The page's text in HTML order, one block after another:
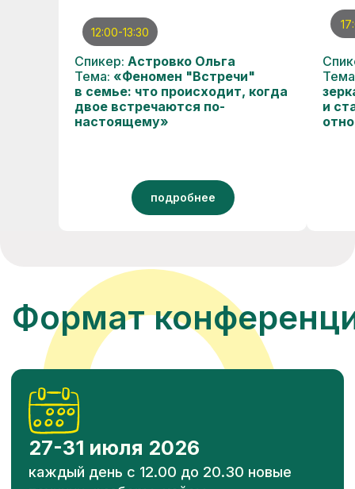
Спикер: Астровко Ольга
Тема: «Феномен "Встречи"
в семье: что происходит, когда
двое встречаются по-
настоящему»
12:00-13:30
подробнее
и
*Не переживайте, если что-то
Участие онлайн во всех днях
Электронный сертификат
об участии от Центра «Просто
жить»
Тариф «Профи»
Оплатить участие
180 BYN
*Подойдёт, если вы точно будете
смотреть всё вживую
Оплатить участие